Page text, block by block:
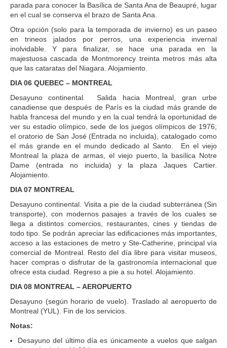
parada para conocer la Basílica de Santa Ana de Beaupré, lugar
en el cual se conserva el brazo de Santa Ana.
Otra opción (solo para la temporada de invierno) es un paseo
en trineos jalados por perros, una experiencia invernal
inolvidable. Y para finalizar, se hace una parada en la
majestuosa cascada de Montmorency treinta metros más alta
que las cataratas del Niagara. Alojamiento.
DIA 06 QUEBEC – MONTREAL
Desayuno continental. Salida hacia Montreal, gran urbe
canadiense que después de París es la ciudad más grande de
habla francesa del mundo y en la cual tendrá la oportunidad de
ver su estadio olímpico, sede de los juegos olímpicos de 1976;
el oratorio de San José (Entrada no incluida), catalogado como
el más grande en el mundo dedicado al Santo. En el viejo
Montreal la plaza de armas, el viejo puerto, la basílica Notre
Dame (entrada no incluida) y la plaza Jaques Cartier.
Alojamiento.
DIA 07 MONTREAL
Desayuno continental. Visita a pie de la ciudad subterránea (Sin
transporte), con modernos pasajes a través de los cuales se
llega a distintos comercios, restaurantes, cines y tiendas de
todo tipo. Se podrán apreciar las edificaciones más importantes,
acceso a las estaciones de metro y Ste-Catherine, principal vía
comercial de Montreal. Resto del día libre para visitar museos,
hacer compras o disfrutar de la gastronomía internacional que
ofrece esta ciudad. Regreso a pie a su hotel. Alojamiento.
DIA 08 MONTREAL – AEROPUERTO
Desayuno (según horario de vuelo). Traslado al aeropuerto de
Montreal (YUL). Fin de los servicios.
Notas:
Desayuno del último día es únicamente a vuelos que salgan